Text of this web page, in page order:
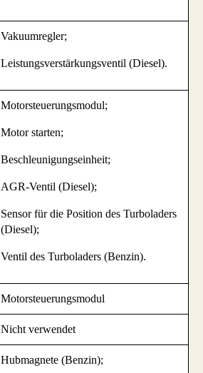
Vakuumregler;
Leistungsverstärkungsventil (Diesel).
Motorsteuerungsmodul;
Motor starten;
Beschleunigungseinheit;
AGR-Ventil (Diesel);
Sensor für die Position des Turboladers
(Diesel);
Ventil des Turboladers (Benzin).
Motorsteuerungsmodul
Nicht verwendet
Hubmagnete (Benzin);